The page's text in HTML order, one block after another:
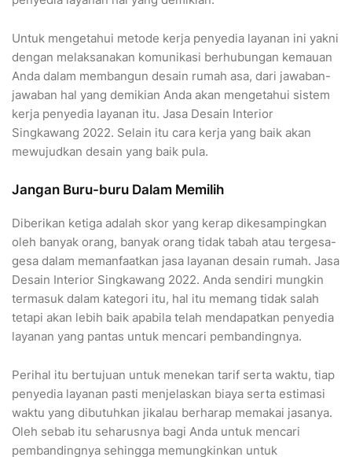
Untuk mengetahui metode kerja penyedia layanan ini yakni
dengan melaksanakan komunikasi berhubungan kemauan
Anda dalam membangun desain rumah asa, dari jawaban-
jawaban hal yang demikian Anda akan mengetahui sistem
kerja penyedia layanan itu. Jasa Desain Interior
Singkawang 2022. Selain itu cara kerja yang baik akan
mewujudkan desain yang baik pula.
Jangan Buru-buru Dalam Memilih
Diberikan ketiga adalah skor yang kerap dikesampingkan
oleh banyak orang, banyak orang tidak tabah atau tergesa-
gesa dalam memanfaatkan jasa layanan desain rumah. Jasa
Desain Interior Singkawang 2022. Anda sendiri mungkin
termasuk dalam kategori itu, hal itu memang tidak salah
tetapi akan lebih baik apabila telah mendapatkan penyedia
layanan yang pantas untuk mencari pembandingnya.
Perihal itu bertujuan untuk menekan tarif serta waktu, tiap
penyedia layanan pasti menjelaskan biaya serta estimasi
waktu yang dibutuhkan jikalau berharap memakai jasanya.
Oleh sebab itu seharusnya bagi Anda untuk mencari
pembandingnya sehingga memungkinkan untuk